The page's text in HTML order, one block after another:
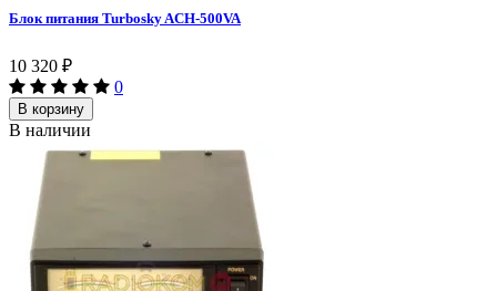
Блок питания Turbosky ACH-500VA
10 320 ₽
0
В корзину
В наличии